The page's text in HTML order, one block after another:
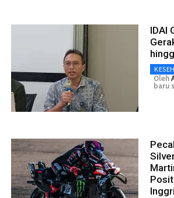
IDAI
Oleh
baru